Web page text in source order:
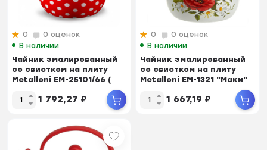
0
0 оценок
В наличии
Чайник эмалированный
со свистком на плиту
Metalloni EM-25101/66 (
1 792,27 ₽
0
0 оценок
В наличии
Чайник эмалированный
со свистком на плиту
Metalloni EM-1321 "Маки"
1 667,19 ₽